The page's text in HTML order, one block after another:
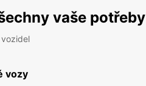
vaše potřeby
vozy